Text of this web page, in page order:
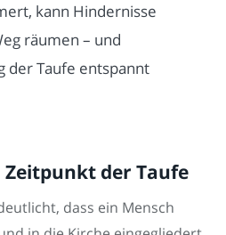
kann Hindernisse
räumen – und
der Taufe entspannt
der Taufe
dass ein Mensch